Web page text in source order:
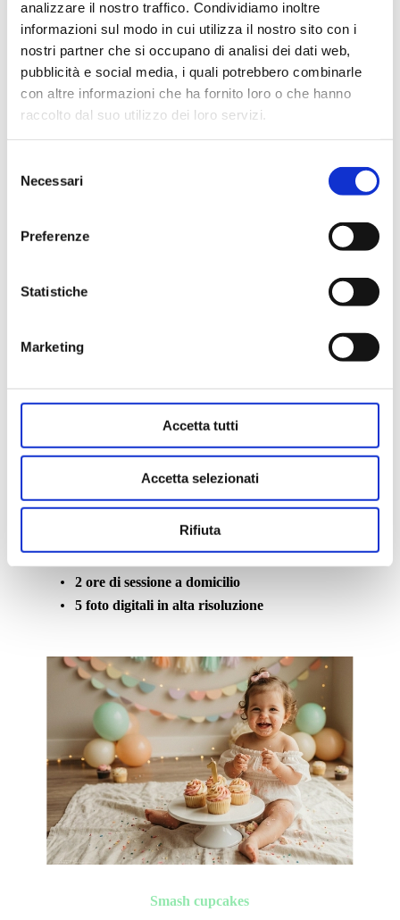
analizzare il nostro traffico. Condividiamo inoltre
informazioni sul modo in cui utilizza il nostro sito con i
nostri partner che si occupano di analisi dei dati web,
pubblicità e social media, i quali potrebbero combinarle
con altre informazioni che ha fornito loro o che hanno
raccolto dal suo utilizzo dei loro servizi.
delNecessari
Preferenze
Statistiche
Marketing
Accetta tutti
Accetta selezionati
Rifiuta
Maternità
2 abiti premaman + 1 velo a scelta
1 ora di sessione a domicilio o in esterna a
5 foto digitali in alta risoluzione
Neonato
Set con un elemento a scelta
2 ore di sessione a domicilio
5 foto digitali in alta risoluzione
Smash cupcakes